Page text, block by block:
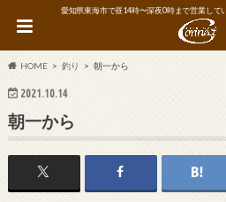
愛知県東海市で昼14時〜深夜0時まで営業し
HOME 釣り 朝一から
2021.10.14
朝一から